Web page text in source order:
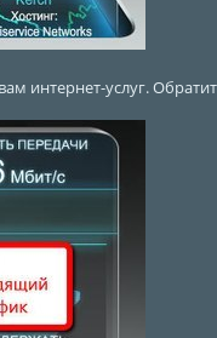
интернет-услуг.